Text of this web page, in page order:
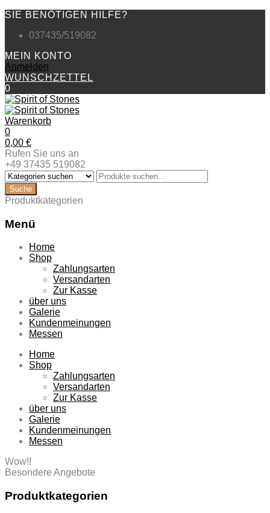
SIE BENÖTIGEN HILFE?
037435/519082
MEIN KONTO
Anmelden
WUNSCHZETTEL
0
Warenkorb
0
0,00 €
Rufen Sie uns an
+49 37435 519082
Produktkategorien
Menü
Zum
Inhalt
Home
Shop
Zahlungsarten
Versandarten
Zur Kasse
über uns
Galerie
Kundenmeinungen
Messen
Home
Shop
Zahlungsarten
Versandarten
Zur Kasse
über uns
Galerie
Kundenmeinungen
Messen
Wow!!
Besondere Angebote
Produktkategorien